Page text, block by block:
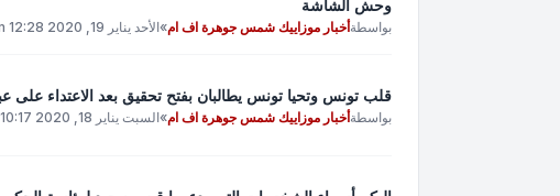
وحش الشاشة
بواسطةأخبار موزاييك شمس جوهرة اف ام»الأحد يناير 19, 2020 12:28 pm
قلب تونس وتحيا تونس يطالبان بفتح تحقيق بعد الاعتداء على
بواسطةأخبار موزاييك شمس جوهرة اف ام»السبت يناير 18, 2020 10:17 am